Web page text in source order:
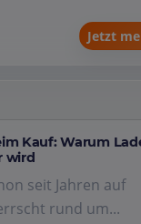
Jetzt
Kauf: Warum
wird
seit Jahren auf
rund um...